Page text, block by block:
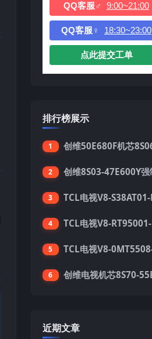
QQ客服♂ 9:00~21:00
QQ客服♀ 18:30~23:00
点此提交工单
排行榜展示
1
2
3
4
5
6
近期文章